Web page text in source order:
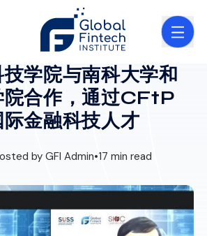
学院与南科大学和
院合作，通过CFtP
金融科技人才
by GFI Admin•17 min read